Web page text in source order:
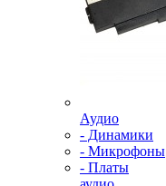
Аудио
- Динамики
- Микрофоны
- Платы